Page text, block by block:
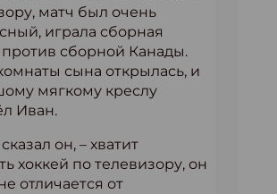
матч был очень
играла сборная
против сборной Канады.
сына открылась, и
мягкому креслу
Иван.
он, – хватит
хоккей по телевизору, он
отличается от